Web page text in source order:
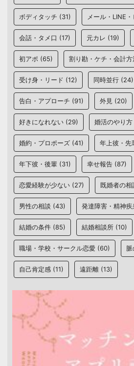
ボディタッチ (31) メール・LINE
会話・タメ口 (17) 元カレ (19)
初アポ (65) 割り勘・ケチ・会計方
受け身・リード (12) 同時並行 (24)
告白・アプローチ (91) 外見 (20)
好きになれない (29) 婚活のやり方
婚約・プロポーズ (41) 年上彼・先
年下彼・後輩 (31) 幸せ報告 (87)
恋愛経験が少ない (27) 既婚者の相
男性の相談 (43) 発達障害・精神疾
結婚の条件 (85) 結婚相談所 (10)
職場・学校・サークル恋愛 (60)
自己肯定感 (11) 遠距離 (13)